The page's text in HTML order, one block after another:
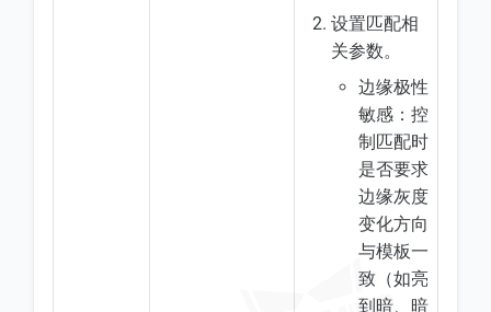
设置匹配相
关参数。
边缘极性
敏感：控
制匹配时
是否要求
边缘灰度
变化方向
与模板一
致（如亮
到暗、暗